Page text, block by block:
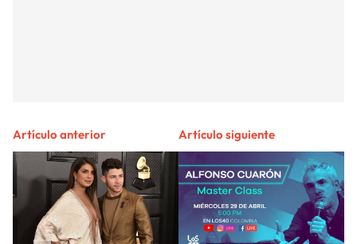
Artículo anterior Artículo siguiente